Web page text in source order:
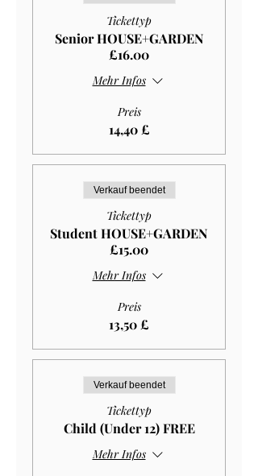
Tickettyp
Senior HOUSE+GARDEN
£16.00
Mehr Infos
Preis
14,40 £
Verkauf beendet
Tickettyp
Student HOUSE+GARDEN
£15.00
Mehr Infos
Preis
13,50 £
Verkauf beendet
Tickettyp
Child (Under 12) FREE
Mehr Infos